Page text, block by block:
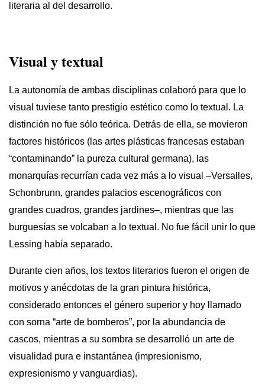
literaria al del desarrollo.
Visual y textual
La autonomía de ambas disciplinas colaboró para que lo
visual tuviese tanto prestigio estético como lo textual. La
distinción no fue sólo teórica. Detrás de ella, se movieron
factores históricos (las artes plásticas francesas estaban
“contaminando” la pureza cultural germana), las
monarquías recurrían cada vez más a lo visual –Versalles,
Schonbrunn, grandes palacios escenográficos con
grandes cuadros, grandes jardines–, mientras que las
burguesías se volcaban a lo textual. No fue fácil unir lo que
Lessing había separado.
Durante cien años, los textos literarios fueron el origen de
motivos y anécdotas de la gran pintura histórica,
considerado entonces el género superior y hoy llamado
con sorna “arte de bomberos”, por la abundancia de
cascos, mientras a su sombra se desarrolló un arte de
visualidad pura e instantánea (impresionismo,
expresionismo y vanguardias).